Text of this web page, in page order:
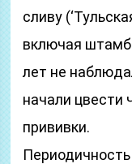
сливу
включая штамб
лет не
начали цвести
прививки.